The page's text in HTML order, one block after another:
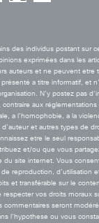
des individus postant sur
exprimées dans les
auteurs et ne peuvent etre
a titre informatif, et
N’y postez pas
aux réglementations
a l’homophobie, a la
et autres types de
etre le seul
et/ou que vous
du site internet. Vous
reproduction, d’utilisation
et transférable sur le
vos droits moraux
commentaires seront
l’hypothese ou vous